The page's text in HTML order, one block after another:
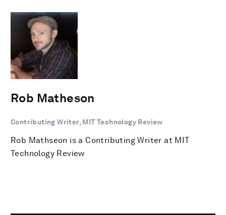
Rob Matheson
Contributing Writer, MIT Technology Review
Rob Mathseon is a Contributing Writer at MIT
Technology Review